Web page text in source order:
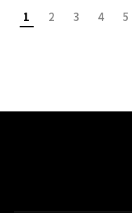
1 2 3 4 5